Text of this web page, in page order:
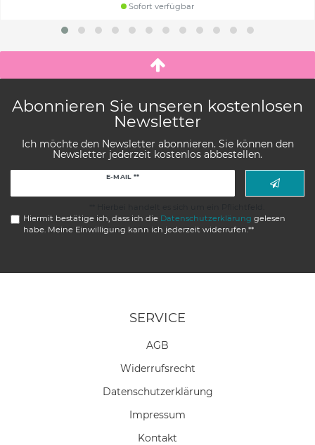
Sofort verfügbar
Abonnieren Sie unseren kostenlosen
Newsletter
Ich möchte den Newsletter abonnieren. Sie können den
Newsletter jederzeit kostenlos abbestellen.
E-MAIL **
Hiermit bestätige ich, dass ich die Daten­schutz­erklärung gelesen
habe. Meine Einwilligung kann ich jederzeit widerrufen.**
SERVICE
AGB
Widerrufs­recht
Daten­schutz­erklärung
Impressum
Kontakt